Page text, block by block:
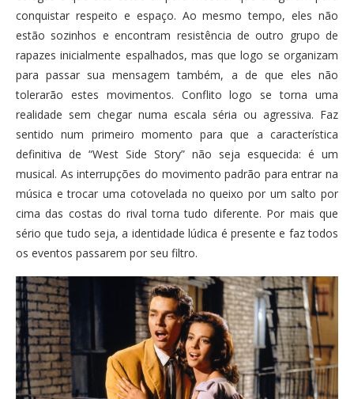
conquistar respeito e espaço. Ao mesmo tempo, eles não
estão sozinhos e encontram resistência de outro grupo de
rapazes inicialmente espalhados, mas que logo se organizam
para passar sua mensagem também, a de que eles não
tolerarão estes movimentos. Conflito logo se torna uma
realidade sem chegar numa escala séria ou agressiva. Faz
sentido num primeiro momento para que a característica
definitiva de “West Side Story” não seja esquecida: é um
musical. As interrupções do movimento padrão para entrar na
música e trocar uma cotovelada no queixo por um salto por
cima das costas do rival torna tudo diferente. Por mais que
sério que tudo seja, a identidade lúdica é presente e faz todos
os eventos passarem por seu filtro.